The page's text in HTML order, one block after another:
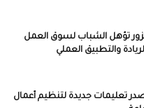
تؤهل الشباب لسوق العمل
والتطبيق العملي
تعليمات جديدة لتنظيم أعمال